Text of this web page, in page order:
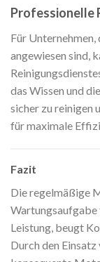
Professionelle
Für
angewiesen sind,
das Wissen und
sicher zu reinigen
für maximale
Fazit
Die regelmäßige
Wartungsaufgabe
Leistung, beugt
Durch den Einsatz